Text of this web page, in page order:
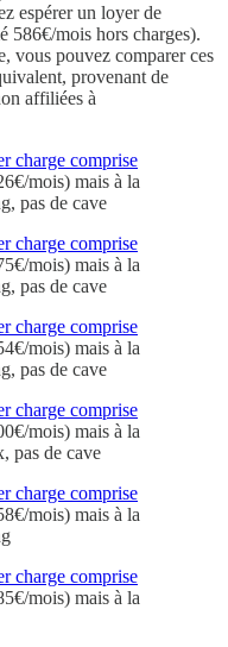
espérer un loyer de
586€/mois hors charges).
vous pouvez comparer ces
provenant de
affiliées à
charge comprise
mois) mais à la
pas de cave
charge comprise
mois) mais à la
pas de cave
charge comprise
mois) mais à la
pas de cave
charge comprise
mois) mais à la
pas de cave
charge comprise
mois) mais à la
charge comprise
mois) mais à la